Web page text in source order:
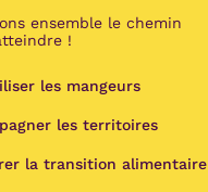
ensemble le chemin
!
les mangeurs
les territoires
la transition alimentaire